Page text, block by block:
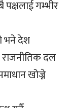
गम्भीर
भने देश
दल
खोज्ने